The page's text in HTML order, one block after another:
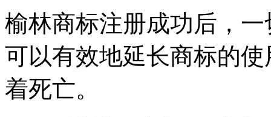
榆林商标注册成功后，
可以有效地延长商标的
着死亡。